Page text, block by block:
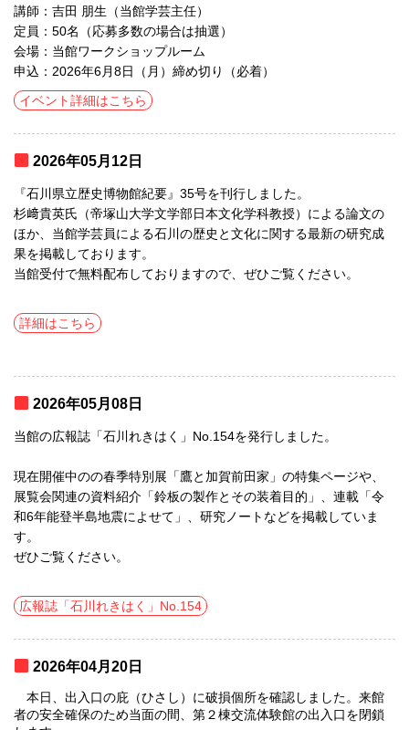
講師：吉田 朋生（当館学芸主任）
定員：50名（応募多数の場合は抽選）
会場：当館ワークショップルーム
申込：2026年6月8日（月）締め切り（必着）
イベント詳細はこちら
2026年05月12日
『石川県立歴史博物館紀要』35号を刊行しました。
杉﨑貴英氏（帝塚山大学文学部日本文化学科教授）による論文の
ほか、当館学芸員による石川の歴史と文化に関する最新の研究成
果を掲載しております。
当館受付で無料配布しておりますので、ぜひご覧ください。
詳細はこちら
2026年05月08日
当館の広報誌「石川れきはく」No.154を発行しました。
現在開催中のの春季特別展「鷹と加賀前田家」の特集ページや、
展覧会関連の資料紹介「鈴板の製作とその装着目的」、連載「令
和6年能登半島地震によせて」、研究ノートなどを掲載していま
す。
ぜひご覧ください。
広報誌「石川れきはく」No.154
2026年04月20日
本日、出入口の庇（ひさし）に破損個所を確認しました。来館
者の安全確保のため当面の間、第２棟交流体験館の出入口を閉鎖